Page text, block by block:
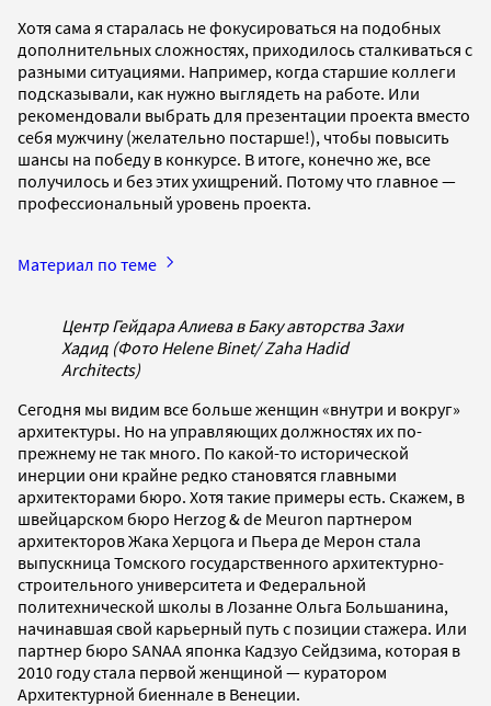
Хотя сама я старалась не фокусироваться на подобных
дополнительных сложностях, приходилось сталкиваться с
разными ситуациями. Например, когда старшие коллеги
подсказывали, как нужно выглядеть на работе. Или
рекомендовали выбрать для презентации проекта вместо
себя мужчину (желательно постарше!), чтобы повысить
шансы на победу в конкурсе. В итоге, конечно же, все
получилось и без этих ухищрений. Потому что главное —
профессиональный уровень проекта.
Материал по теме
Центр Гейдара Алиева в Баку авторства Захи
Хадид (Фото Helene Binet/ Zaha Hadid
Architects)
Сегодня мы видим все больше женщин «внутри и вокруг»
архитектуры. Но на управляющих должностях их по-
прежнему не так много. По какой-то исторической
инерции они крайне редко становятся главными
архитекторами бюро. Хотя такие примеры есть. Скажем, в
швейцарском бюро Herzog & de Meuron партнером
архитекторов Жака Херцога и Пьера де Мерон стала
выпускница Томского государственного архитектурно-
строительного университета и Федеральной
политехнической школы в Лозанне Ольга Большанина,
начинавшая свой карьерный путь с позиции стажера. Или
партнер бюро SANAA японка Кадзуо Сейдзима, которая в
2010 году стала первой женщиной — куратором
Архитектурной биеннале в Венеции.